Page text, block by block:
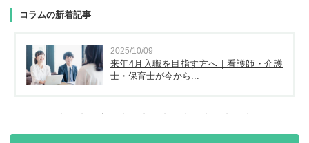
コラムの新着記事
2025/10/09
来年4月入職を目指す方へ｜看護師・介護
士・保育士が今から...